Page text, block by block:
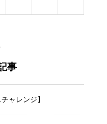
事
ャレンジ】